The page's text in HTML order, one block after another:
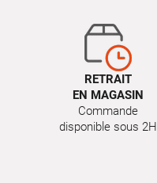
RETRAIT
EN MAGASIN
Commande
disponible sous 2H